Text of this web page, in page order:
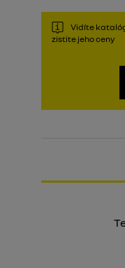
Vidíte
zistite jeho ceny